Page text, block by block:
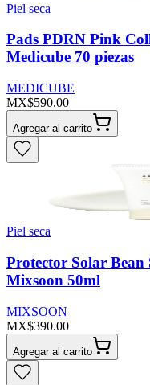
Piel seca
Pads PDRN Pink
Medicube 70 piezas
MEDICUBE
MX$590.00
Agregar al carrito
Piel seca
Protector Solar Bean
Mixsoon 50ml
MIXSOON
MX$390.00
Agregar al carrito